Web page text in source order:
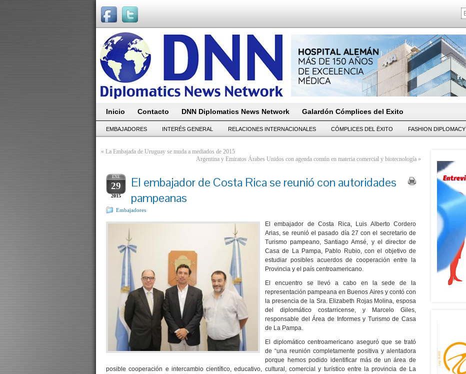
Inicio Contacto DNN Diplomatics News Network Galardón Cómplices del Exito
EMBAJADORES INTERÉS GENERAL RELACIONES INTERNACIONALES CÓMPLICES DEL ËXITO FASHION DIPLOMACY
« La Embajada de Uruguay se muda a mediados de 2015
Argentina y Emiratos Árabes Unidos con agenda común en materia comercial y biotecnología »
ENE
29
2015
El embajador de Costa Rica se reunió con autoridades
pampeanas
Embajadores
El embajador de Costa Rica, Luis Alberto Cordero
Arias, se reunió el pasado día 27 con el secretario de
Turismo pampeano, Santiago Amsé, y el director de
Casa de La Pampa, Pablo Rubio, con el objetivo de
estudiar posibles acuerdos de cooperación entre la
Provincia y el país centroamericano.
El encuentro se llevó a cabo en la sede de la
representación pampeana en Buenos Aires y contó con
la presencia de la Sra. Elizabeth Rojas Molina, esposa
del diplomático costarricense, y Marcelo Giles,
responsable del Área de Informes y Turismo de Casa
de La Pampa.
El diplomático centroamericano aseguró que se trató
de “una reunión completamente positiva y alentadora
porque hemos podido identificar más de un área de
posible cooperación e intercambio científico, educativo, cultural, comercial y turístico entre la provincia de La